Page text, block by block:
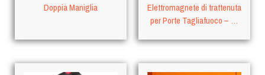
Doppia Maniglia
Elettromagnete di trattenuta
per Porte Tagliafuoco – da